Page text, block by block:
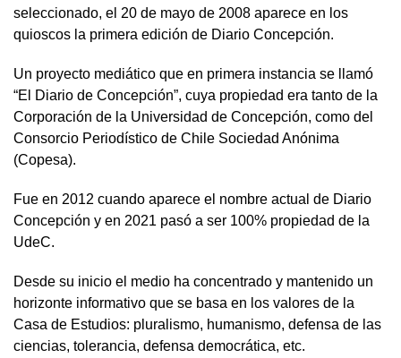
seleccionado, el 20 de mayo de 2008 aparece en los
quioscos la primera edición de Diario Concepción.
Un proyecto mediático que en primera instancia se llamó
“El Diario de Concepción”, cuya propiedad era tanto de la
Corporación de la Universidad de Concepción, como del
Consorcio Periodístico de Chile Sociedad Anónima
(Copesa).
Fue en 2012 cuando aparece el nombre actual de Diario
Concepción y en 2021 pasó a ser 100% propiedad de la
UdeC.
Desde su inicio el medio ha concentrado y mantenido un
horizonte informativo que se basa en los valores de la
Casa de Estudios: pluralismo, humanismo, defensa de las
ciencias, tolerancia, defensa democrática, etc.